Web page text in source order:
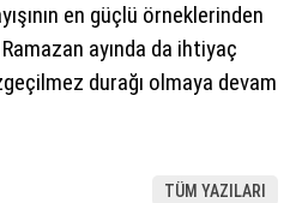
en güçlü örneklerinden
ayında da ihtiyaç
durağı olmaya devam
TÜM YAZILARI